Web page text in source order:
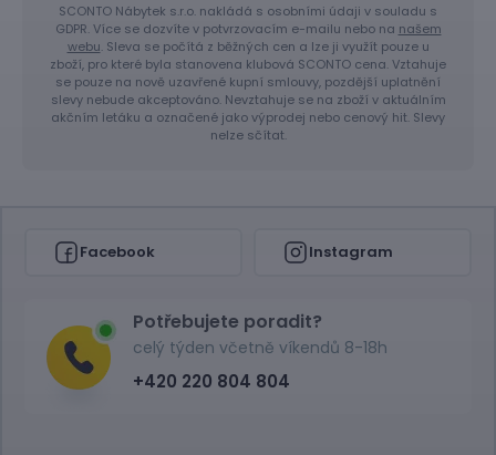
SCONTO Nábytek s.r.o. nakládá s osobními údaji v souladu s
GDPR. Více se dozvíte v potvrzovacím e-mailu nebo na našem
webu. Sleva se počítá z běžných cen a lze ji využít pouze u
zboží, pro které byla stanovena klubová SCONTO cena. Vztahuje
se pouze na nově uzavřené kupní smlouvy, pozdější uplatnění
slevy nebude akceptováno. Nevztahuje se na zboží v aktuálním
akčním letáku a označené jako výprodej nebo cenový hit. Slevy
nelze sčítat.
Facebook Instagram
Potřebujete poradit?
celý týden včetně víkendů 8-18h
+420 220 804 804